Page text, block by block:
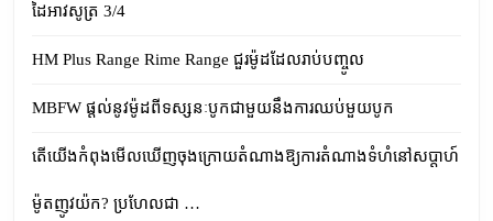
ដៃអាវសូត្រ 3/4
HM Plus Range Rime Range ជួរម៉ូដដែលរាប់បញ្ចូល
MBFW ផ្តល់នូវម៉ូដពីទស្សនៈបូកជាមួយនឹងការឈប់មួយបូក
តើយើងកំពុងមើលឃើញចុងក្រោយតំណាងឱ្យការតំណាងទំហំនៅសប្តាហ៍
ម៉ូតញូវយ៉ក? ប្រហែលជា …